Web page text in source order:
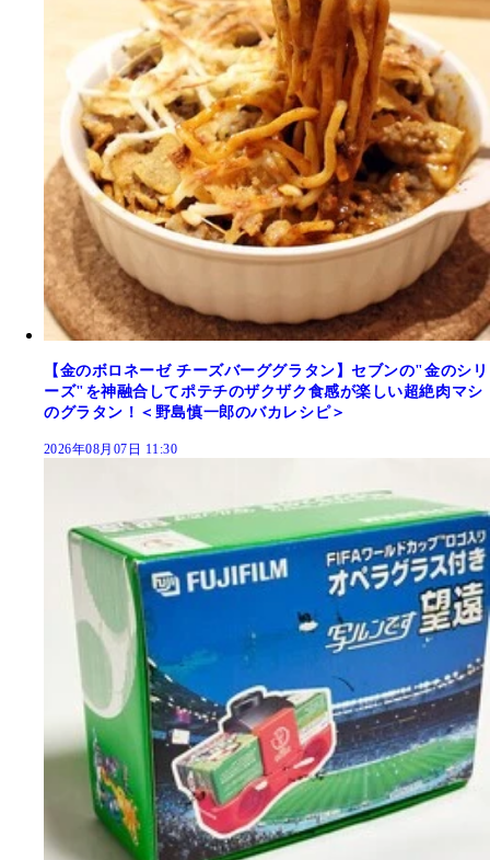
【金のボロネーゼ チーズバーググラタン】セブンの"金のシリ
ーズ"を神融合してポテチのザクザク食感が楽しい超絶肉マシ
のグラタン！＜野島慎一郎のバカレシピ＞
2026年08月07日 11:30